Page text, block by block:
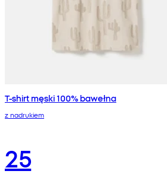
T-shirt męski 100% bawełna
z nadrukiem
25